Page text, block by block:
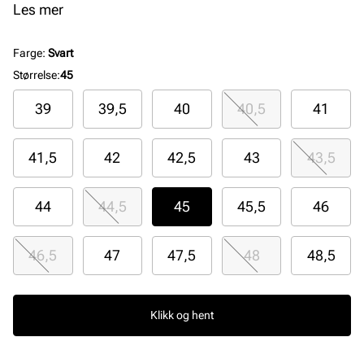
en komfortabel og myk overdel med elastiske bånd,
Memory Foam komfort innersåle. Her får du en
Relaxed Fit passform som tilbyr god plass og
romslighet til din forfot
Les mer
Farge: Svart
Størrelse:45
39 39,5 40 40,5 41
41,5 42 42,5 43 43,5
44 44,5 45 45,5 46
46,5 47 47,5 48 48,5
Klikk og hent